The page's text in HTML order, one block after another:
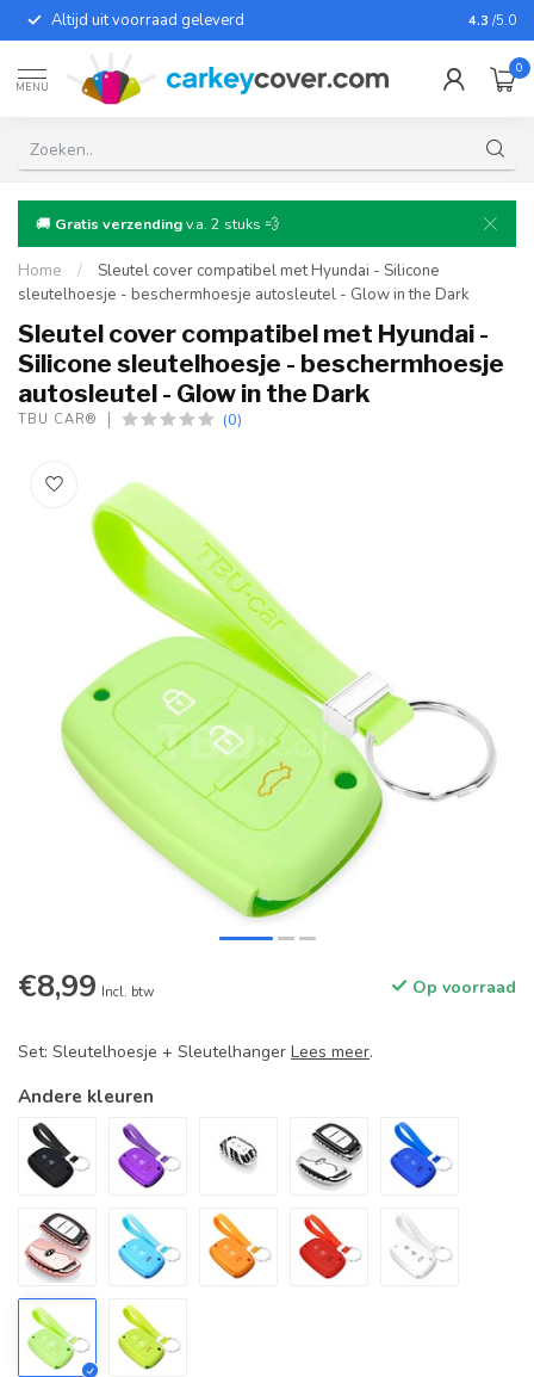
Altijd uit voorraad geleverd Voor
4.3 /5.0
MENU
0
🚚 Gratis verzendingv.a. 2 stuks 💨
Home /
Sleutel cover compatibel met Hyundai - Silicone
sleutelhoesje - beschermhoesje autosleutel - Glow in the Dark
Sleutel cover compatibel met Hyundai -
Silicone sleutelhoesje - beschermhoesje
autosleutel - Glow in the Dark
TBU CAR® (0)
€8,99 Incl. btw Op voorraad
Set: Sleutelhoesje + Sleutelhanger Lees meer.
Andere kleuren